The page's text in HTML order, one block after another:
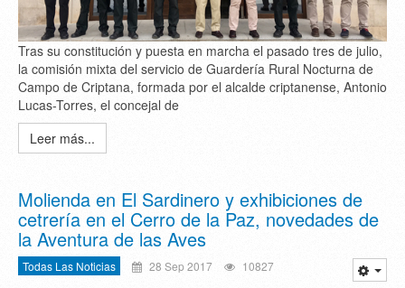
Tras su constitución y puesta en marcha el pasado tres de julio,
la comisión mixta del servicio de Guardería Rural Nocturna de
Campo de Criptana, formada por el alcalde criptanense, Antonio
Lucas-Torres, el concejal de
Leer más...
Molienda en El Sardinero y exhibiciones de
cetrería en el Cerro de la Paz, novedades de
la Aventura de las Aves
Todas Las Noticias 28 Sep 2017 10827